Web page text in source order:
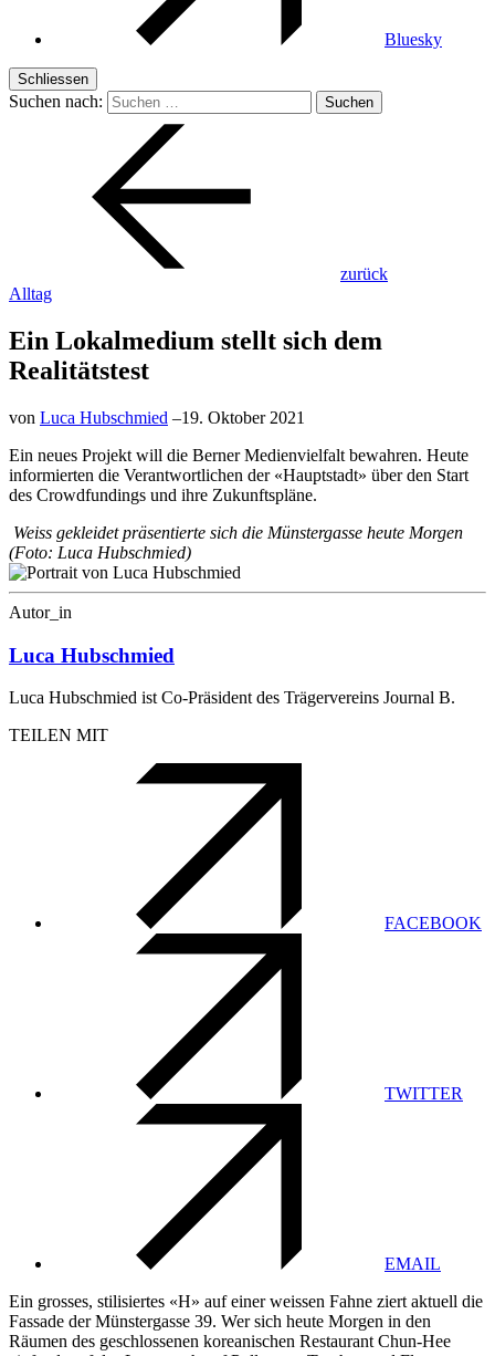
Bluesky
Schliessen
Suchen nach:
zurück
Alltag
Ein Lokalmedium stellt sich dem
Realitätstest
von Luca Hubschmied –19. Oktober 2021
Ein neues Projekt will die Berner Medienvielfalt bewahren. Heute
informierten die Verantwortlichen der «Hauptstadt» über den Start
des Crowdfundings und ihre Zukunftspläne.
Weiss gekleidet präsentierte sich die Münstergasse heute Morgen
(Foto: Luca Hubschmied)
Autor_in
Luca Hubschmied
Luca Hubschmied ist Co-Präsident des Trägervereins Journal B.
TEILEN MIT
FACEBOOK
TWITTER
EMAIL
Ein grosses, stilisiertes «H» auf einer weissen Fahne ziert aktuell die
Fassade der Münstergasse 39. Wer sich heute Morgen in den
Räumen des geschlossenen koreanischen Restaurant Chun-Hee